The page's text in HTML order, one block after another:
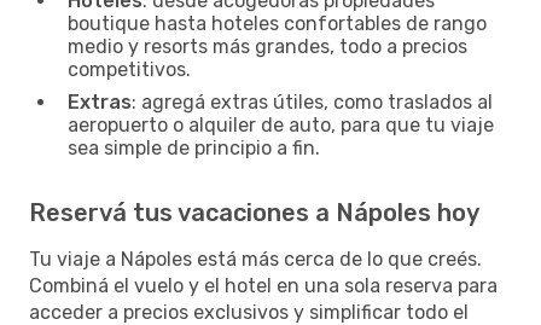
boutique hasta hoteles confortables de rango
medio y resorts más grandes, todo a precios
competitivos.
Extras: agregá extras útiles, como traslados al
aeropuerto o alquiler de auto, para que tu viaje
sea simple de principio a fin.
Reservá tus vacaciones a Nápoles hoy
Tu viaje a Nápoles está más cerca de lo que creés.
Combiná el vuelo y el hotel en una sola reserva para
acceder a precios exclusivos y simplificar todo el